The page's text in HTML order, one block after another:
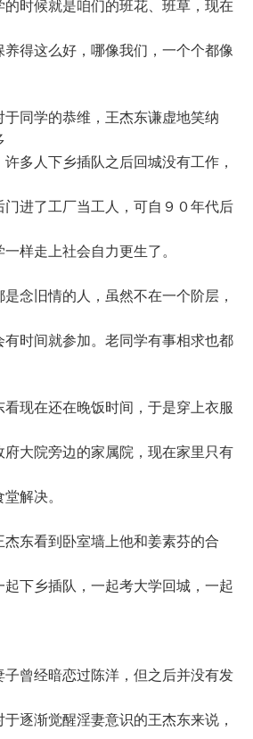
时候就是咱们的班花、班草，现在
得这么好，哪像我们，一个个都像
同学的恭维，王杰东谦虚地笑纳
多人下乡插队之后回城没有工作，
门进了工厂当工人，可自９０年代后
样走上社会自力更生了。
旧情的人，虽然不在一个阶层，
有时间就参加。老同学有事相求也都
现在还在晚饭时间，于是穿上衣服
府大院旁边的家属院，现在家里只有
解决。
东看到卧室墙上他和姜素芬的合
下乡插队，一起考大学回城，一起
曾经暗恋过陈洋，但之后并没有发
逐渐觉醒淫妻意识的王杰东来说，